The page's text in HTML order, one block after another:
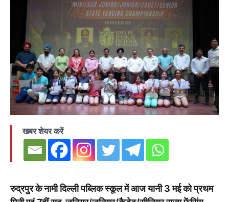
खबर शेयर करें
रुद्रपुर के नामी दिल्ली पब्लिक स्कूल में आज यानी 3 मई को प्रथम